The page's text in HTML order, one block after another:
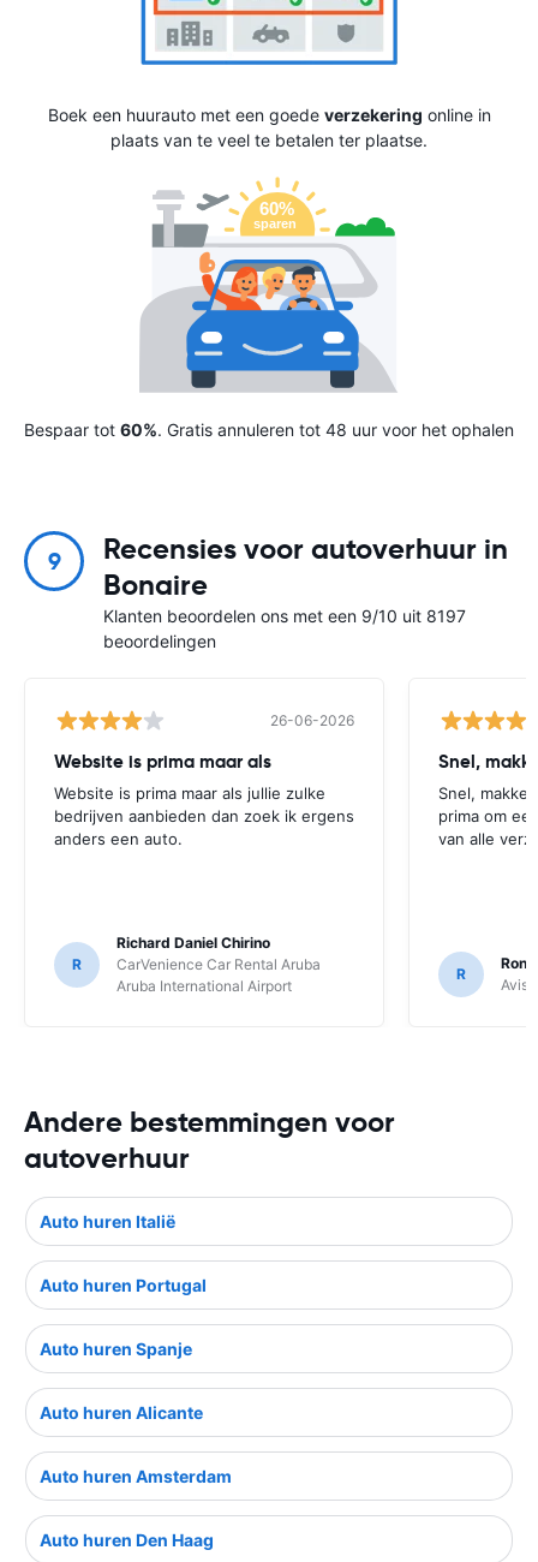
Boek een huurauto met een goede verzekering online in
plaats van te veel te betalen ter plaatse.
Bespaar tot 60%. Gratis annuleren tot 48 uur voor het ophalen
9
Recensies voor autoverhuur in
Bonaire
Klanten beoordelen ons met een 9/10 uit 8197
beoordelingen
26-06-2026
Website is prima maar als
Website is prima maar als jullie zulke
bedrijven aanbieden dan zoek ik ergens
anders een auto.
R
Richard Daniel Chirino
CarVenience Car Rental Aruba
Aruba International Airport
Snel,
prima om
van alle
R
Avis
Andere bestemmingen voor
autoverhuur
Auto huren Italië
Auto huren Portugal
Auto huren Spanje
Auto huren Alicante
Auto huren Amsterdam
Auto huren Den Haag